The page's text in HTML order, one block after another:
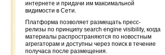
интернете и придачи им максимальной
видимости в Сети.
Платформа позволяет размещать пресс-
релизы по принципу search engine visibility, когда
материалы распространяются по новостным
агрегаторам и доступны через поиск в течение
получаса после размещения.